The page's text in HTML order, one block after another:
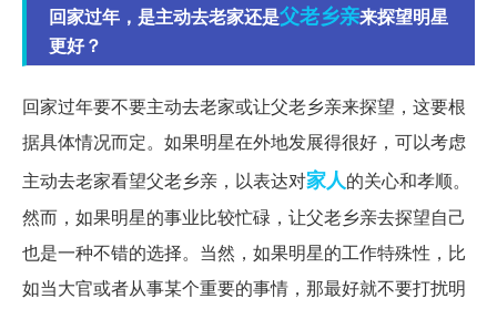
回家过年，是主动去老家还是父老乡亲来探望明星
更好？
回家过年要不要主动去老家或让父老乡亲来探望，这要根
据具体情况而定。如果明星在外地发展得很好，可以考虑
主动去老家看望父老乡亲，以表达对家人的关心和孝顺。
然而，如果明星的事业比较忙碌，让父老乡亲去探望自己
也是一种不错的选择。当然，如果明星的工作特殊性，比
如当大官或者从事某个重要的事情，那最好就不要打扰明